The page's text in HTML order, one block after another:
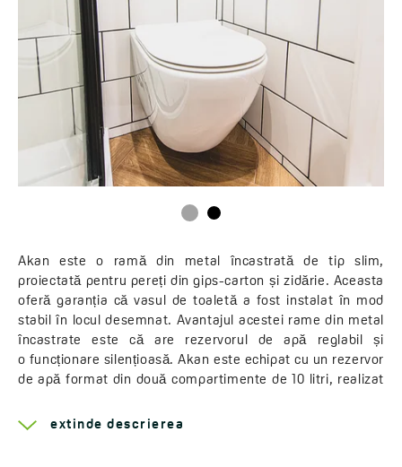
Akan este o ramă din metal încastrată de tip slim,
proiectată pentru pereți din gips-carton și zidărie. Aceasta
oferă garanția că vasul de toaletă a fost instalat în mod
stabil în locul desemnat. Avantajul acestei rame din metal
încastrate este că are rezervorul de apă reglabil și
o funcționare silențioasă. Akan este echipat cu un rezervor
de apă format din două compartimente de 10 litri, realizat
rezistența la impact și la șocuri termice. Acesta este
extinde descrierea